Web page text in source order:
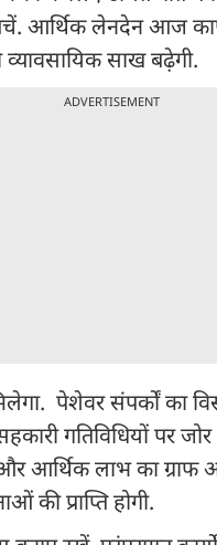
आर्थिक लेनदेन आज
साख बढ़ेगी.
ADVERTISEMENT
पेशेवर संपर्कों का
गतिविधियों पर
आर्थिक लाभ का
प्राप्ति होगी.